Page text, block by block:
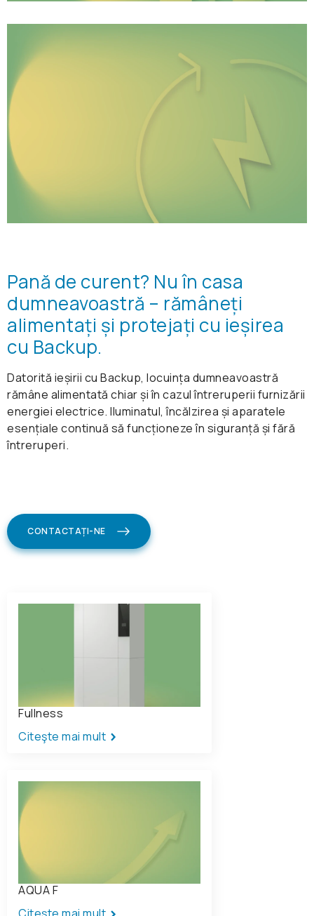
Pană de curent? Nu în casa
dumneavoastră – rămâneți
alimentați și protejați cu ieșirea
cu Backup.
Datorită ieșirii cu Backup, locuința dumneavoastră
rămâne alimentată chiar și în cazul întreruperii furnizării
energiei electrice. Iluminatul, încălzirea și aparatele
esențiale continuă să funcționeze în siguranță și fără
întreruperi.
CONTACTAȚI-NE
Fullness
Citeşte mai mult
AQUA F